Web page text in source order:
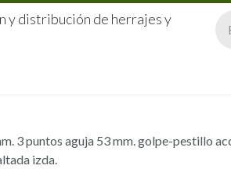
y distribución de herrajes y
3 puntos aguja 53 mm. golpe-pestillo
izda.